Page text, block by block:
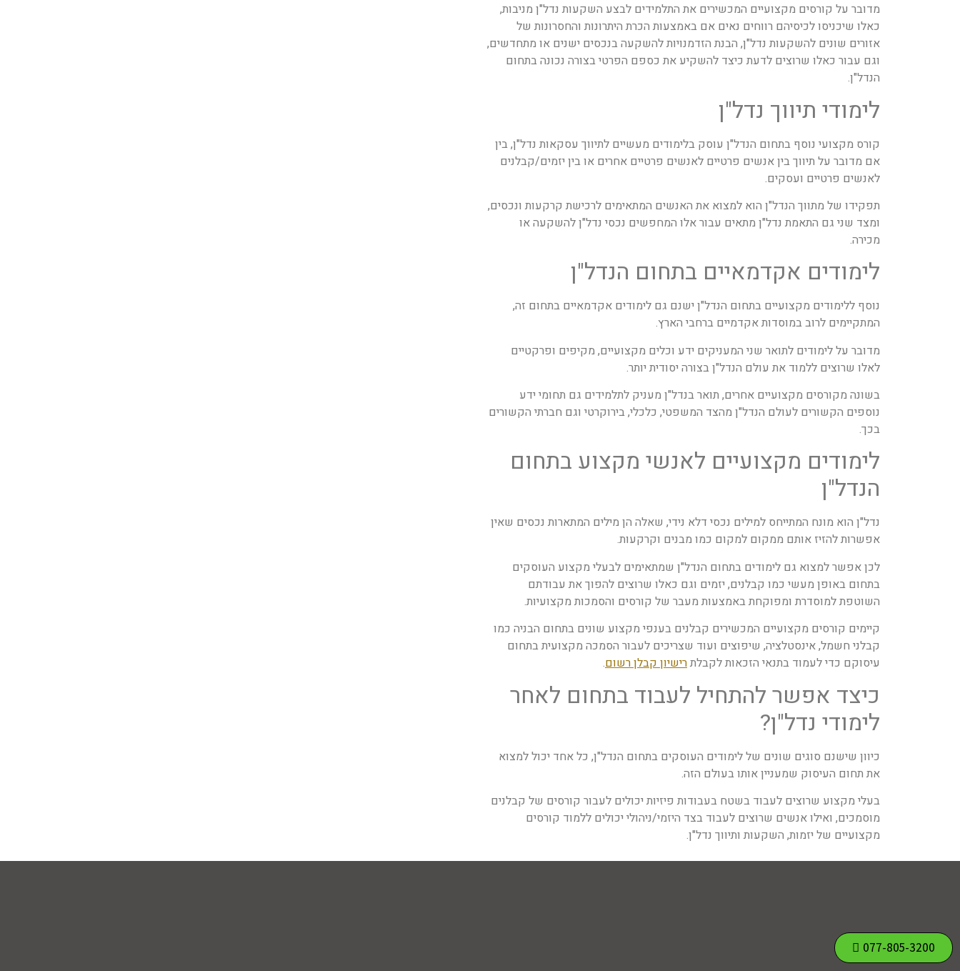
מדובר על קורסים מקצועיים המכשירים את התלמידים לבצע השקעות נדל"ן מניבות,
כאלו שיכניסו לכיסיהם רווחים נאים אם באמצעות הכרת היתרונות והחסרונות של
אזורים שונים להשקעות נדל"ן, הבנת הזדמנויות להשקעה בנכסים ישנים או מתחדשים,
וגם עבור כאלו שרוצים לדעת כיצד להשקיע את כספם הפרטי בצורה נכונה בתחום
הנדל"ן.
לימודי תיווך נדל"ן
קורס מקצועי נוסף בתחום הנדל"ן עוסק בלימודים מעשיים לתיווך עסקאות נדל"ן, בין
אם מדובר על תיווך בין אנשים פרטיים לאנשים פרטיים אחרים או בין יזמים/קבלנים
לאנשים פרטיים ועסקים.
תפקידו של מתווך הנדל"ן הוא למצוא את האנשים המתאימים לרכישת קרקעות ונכסים,
ומצד שני גם התאמת נדל"ן מתאים עבור אלו המחפשים נכסי נדל"ן להשקעה או
מכירה.
לימודים אקדמאיים בתחום הנדל"ן
נוסף ללימודים מקצועיים בתחום הנדל"ן ישנם גם לימודים אקדמאיים בתחום זה,
המתקיימים לרוב במוסדות אקדמיים ברחבי הארץ.
מדובר על לימודים לתואר שני המעניקים ידע וכלים מקצועיים, מקיפים ופרקטיים
לאלו שרוצים ללמוד את עולם הנדל"ן בצורה יסודית יותר.
בשונה מקורסים מקצועיים אחרים, תואר בנדל"ן מעניק לתלמידים גם תחומי ידע
נוספים הקשורים לעולם הנדל"ן מהצד המשפטי, כלכלי, בירוקרטי וגם חברתי הקשורים
בכך.
לימודים מקצועיים לאנשי מקצוע בתחום
הנדל"ן
נדל"ן הוא מונח המתייחס למילים נכסי דלא נידי, שאלה הן מילים המתארות נכסים שאין
אפשרות להזיז אותם ממקום למקום כמו מבנים וקרקעות.
לכן אפשר למצוא גם לימודים בתחום הנדל"ן שמתאימים לבעלי מקצוע העוסקים
בתחום באופן מעשי כמו קבלנים, יזמים וגם כאלו שרוצים להפוך את עבודתם
השוטפת למוסדרת ומפוקחת באמצעות מעבר של קורסים והסמכות מקצועיות.
קיימים קורסים מקצועיים המכשירים קבלנים בענפי מקצוע שונים בתחום הבניה כמו
קבלני חשמל, אינסטלציה, שיפוצים ועוד שצריכים לעבור הסמכה מקצועית בתחום
עיסוקם כדי לעמוד בתנאי הזכאות לקבלתרישיון קבלן רשום.
כיצד אפשר להתחיל לעבוד בתחום לאחר
לימודי נדל"ן?
כיוון שישנם סוגים שונים של לימודים העוסקים בתחום הנדל"ן, כל אחד יכול למצוא
את תחום העיסוק שמעניין אותו בעולם הזה.
בעלי מקצוע שרוצים לעבוד בשטח בעבודות פיזיות יכולים לעבור קורסים של קבלנים
מוסמכים, ואילו אנשים שרוצים לעבוד בצד היזמי/ניהולי יכולים ללמוד קורסים
מקצועיים של יזמות, השקעות ותיווך נדל"ן.
077-805-3200